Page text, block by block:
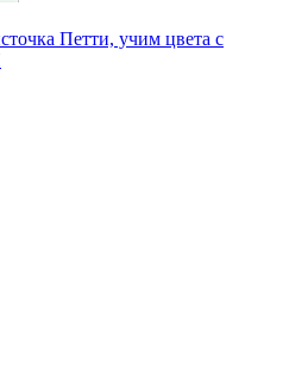
Петти, учим цвета с